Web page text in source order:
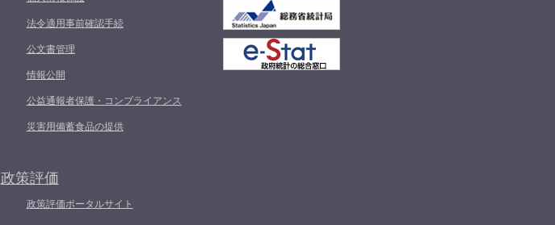
法令適用事前確認手続
公文書管理
情報公開
公益通報者保護・コンプライアンス
災害用備蓄食品の提供
政策評価
政策評価ポータルサイト